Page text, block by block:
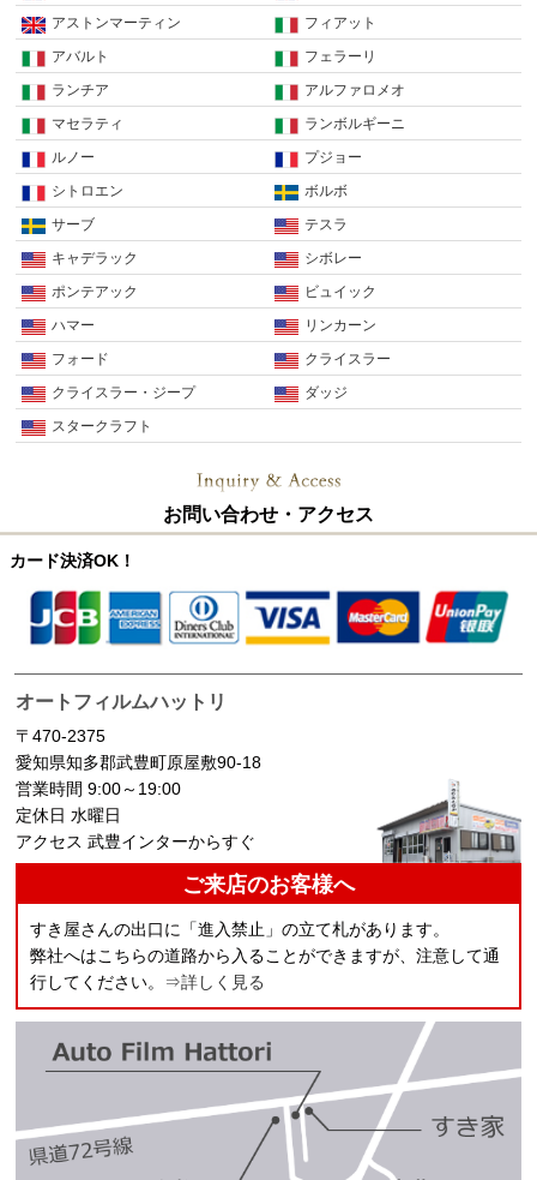
アストンマーティン
フィアット
アバルト
フェラーリ
ランチア
アルファロメオ
マセラティ
ランボルギーニ
ルノー
プジョー
シトロエン
ボルボ
サーブ
テスラ
キャデラック
シボレー
ポンテアック
ビュイック
ハマー
リンカーン
フォード
クライスラー
クライスラー・ジープ
ダッジ
スタークラフト
お問い合わせ・アクセス
カード決済OK！
オートフィルムハットリ
〒470-2375
愛知県知多郡武豊町原屋敷90-18
営業時間 9:00～19:00
定休日 水曜日
アクセス 武豊インターからすぐ
ご来店のお客様へ
すき屋さんの出口に「進入禁止」の立て札があります。
弊社へはこちらの道路から入ることができますが、注意して通
行してください。 ⇒詳しく見る